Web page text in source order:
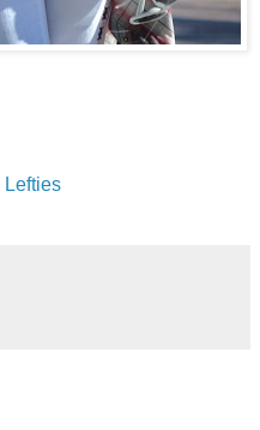
Lefties